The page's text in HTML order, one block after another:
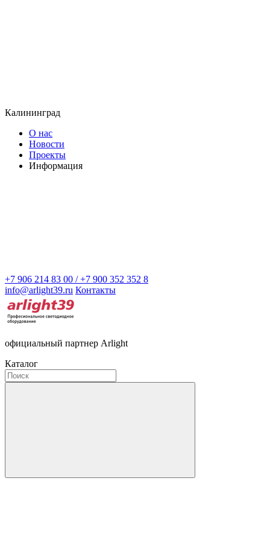
Калининград
О нас
Новости
Проекты
Информация
+7 906 214 83 00 / +7 900 352 352 8
info@arlight39.ru Контакты
официальный партнер Arlight
Каталог